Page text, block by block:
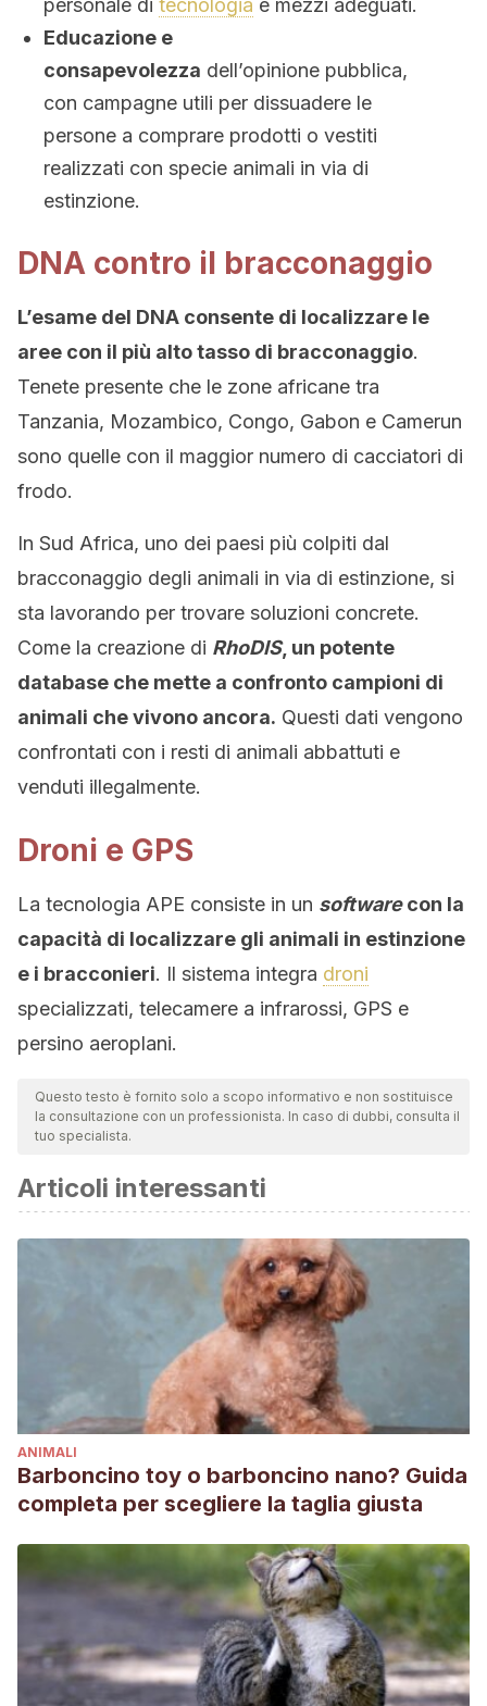
personale di tecnologia e mezzi adeguati.
Educazione e
consapevolezza dell’opinione pubblica,
con campagne utili per dissuadere le
persone a comprare prodotti o vestiti
realizzati con specie animali in via di
estinzione.
DNA contro il bracconaggio
L’esame del DNA consente di localizzare le
aree con il più alto tasso di bracconaggio.
Tenete presente che le zone africane tra
Tanzania, Mozambico, Congo, Gabon e Camerun
sono quelle con il maggior numero di cacciatori di
frodo.
In Sud Africa, uno dei paesi più colpiti dal
bracconaggio degli animali in via di estinzione, si
sta lavorando per trovare soluzioni concrete.
Come la creazione di RhoDIS, un potente
database che mette a confronto campioni di
animali che vivono ancora. Questi dati vengono
confrontati con i resti di animali abbattuti e
venduti illegalmente.
Droni e GPS
La tecnologia APE consiste in un softwarecon la
capacità di localizzare gli animali in estinzione
e i bracconieri. Il sistema integra droni
specializzati, telecamere a infrarossi, GPS e
persino aeroplani.
Questo testo è fornito solo a scopo informativo e non sostituisce
la consultazione con un professionista. In caso di dubbi, consulta il
tuo specialista.
Articoli interessanti
ANIMALI
Barboncino toy o barboncino nano? Guida
completa per scegliere la taglia giusta